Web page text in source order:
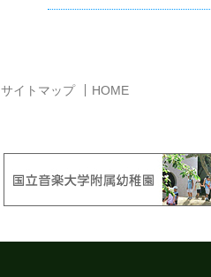
サイトマップ HOME